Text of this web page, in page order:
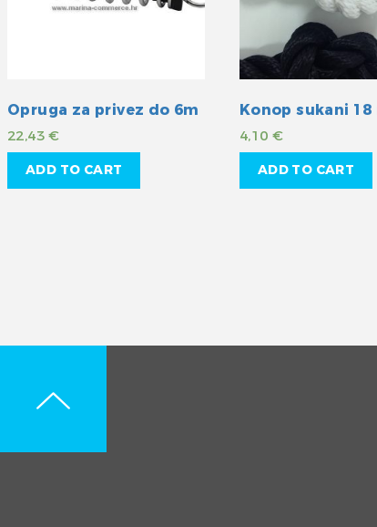
Opruga za privez do 6m
22,43€
ADD TO CART
4,10 €
ADD TO CART